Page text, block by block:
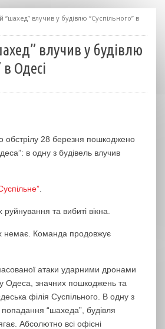
“шахед” влучив у будівлю “Суспільного” в
влучив у будівлю
в Одесі
обстрілу 28 березня пошкоджено
в одну з будівель влучив
та вибиті вікна.
немає. Команда продовжує
атаки ударними дронами
Одеса, значних пошкоджень та
філія Суспільного. В одну з
“шахеда”, будівля
Абсолютно всі офісні